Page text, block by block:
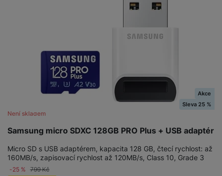
Samsung micro SDXC 128GB PRO Plus + USB adaptér
Není skladem
Akce
Sleva 25 %
Micro SD s USB adaptérem, kapacita 128 GB, čtecí rychlost: až
160MB/s, zapisovací rychlost až 120MB/s, Class 10, Grade 3
-25 % 799Kč